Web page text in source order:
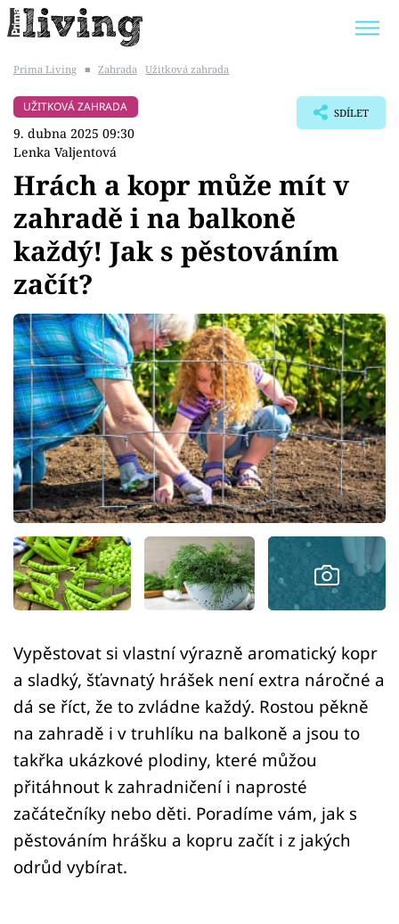
BYDLENÍ SLAVNÝCH
Témata
Bydlení
Zahrada
Design
Sledujte prima+
Přihlášení
Sledujte nás
Prima Living ■ Zahrada Užitková zahrada
UŽITKOVÁ ZAHRADA
9. dubna 2025 09:30
Lenka Valjentová
SDÍLET
Hrách a kopr může mít v
zahradě i na balkoně
každý! Jak s pěstováním
začít?
Vypěstovat si vlastní výrazně aromatický kopr
a sladký, šťavnatý hrášek není extra náročné a
dá se říct, že to zvládne každý. Rostou pěkně
na zahradě i v truhlíku na balkoně a jsou to
takřka ukázkové plodiny, které můžou
přitáhnout k zahradničení i naprosté
začátečníky nebo děti. Poradíme vám, jak s
pěstováním hrášku a kopru začít i z jakých
odrůd vybírat.